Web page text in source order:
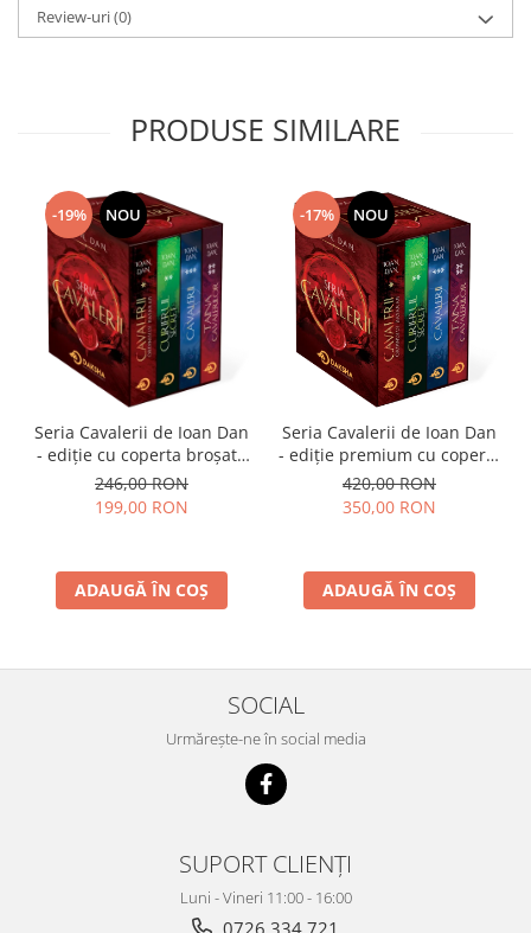
Review-uri(0)
PRODUSE SIMILARE
-19% NOU
Seria Cavalerii de Ioan Dan
- ediție cu coperta broșată
(paperback), pachet
complet
246,00 RON
199,00 RON
ADAUGĂ ÎN COȘ
-17% NOU
Seria Cavalerii de Ioan Dan
- ediție premium cu coperta
cartonată (hardcover), cotor
rotunjit, cusută, în cutie,
pachet complet
420,00 RON
350,00 RON
ADAUGĂ ÎN COȘ
SOCIAL
Urmărește-ne în social media
SUPORT CLIENȚI
Luni - Vineri 11:00 - 16:00